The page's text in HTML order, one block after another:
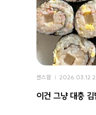
센스맘 2026.03.12
이건 그냥 대충